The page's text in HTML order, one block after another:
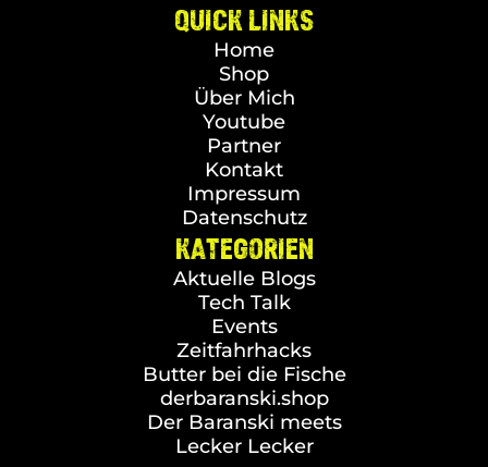
QUICK LINKS
Home
Shop
Über Mich
Youtube
Partner
Kontakt
Impressum
Datenschutz
KATEGORIEN
Aktuelle Blogs
Tech Talk
Events
Zeitfahrhacks
Butter bei die Fische
derbaranski.shop
Der Baranski meets
Lecker Lecker